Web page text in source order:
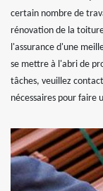
certain nombre de
rénovation de la
l'assurance d'une
se mettre à l'abri de
tâches, veuillez
nécessaires pour faire